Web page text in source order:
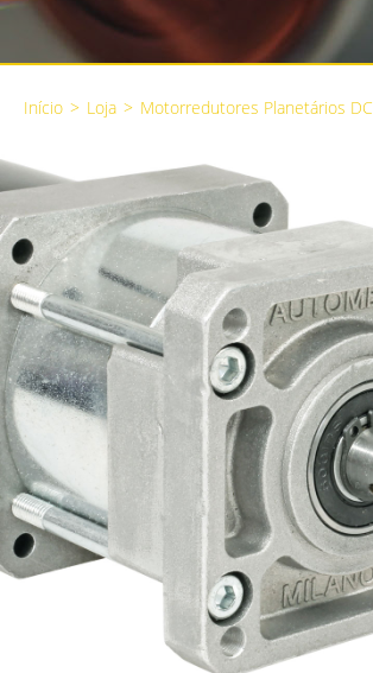
Início > Loja > Motorredutores Planetários DC